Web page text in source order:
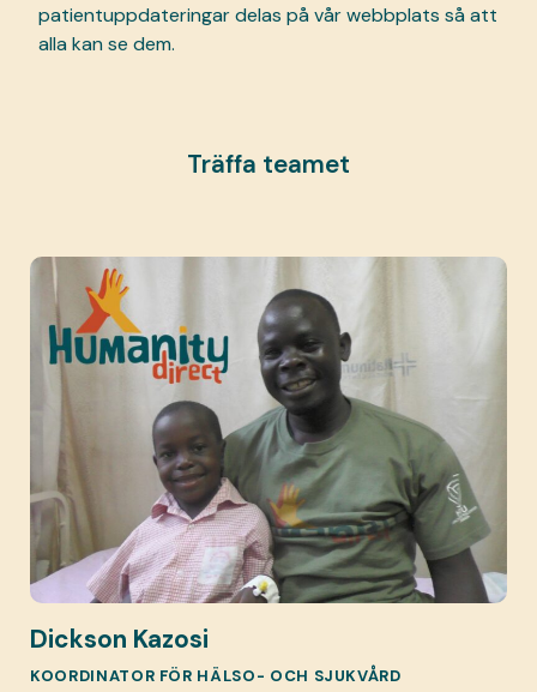
patientuppdateringar delas på vår webbplats så att
alla kan se dem.
Träffa teamet
Dickson Kazosi
KOORDINATOR FÖR HÄLSO- OCH SJUKVÅRD